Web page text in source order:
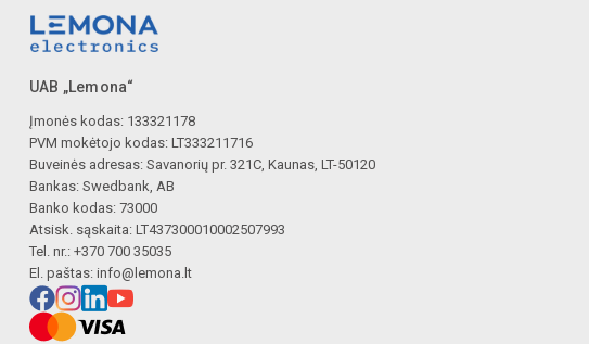
UAB „Lemona“
Įmonės kodas: 133321178
PVM mokėtojo kodas: LT333211716
Buveinės adresas: Savanorių pr. 321C, Kaunas, LT-50120
Bankas: Swedbank, AB
Banko kodas: 73000
Atsisk. sąskaita: LT437300010002507993
Tel. nr.: +370 700 35035
El. paštas: info@lemona.lt